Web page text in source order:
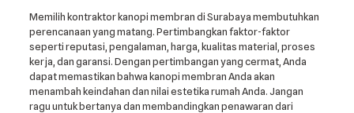
Memilih kontraktor kanopi membran di Surabaya membutuhkan
perencanaan yang matang. Pertimbangkan faktor-faktor
seperti reputasi, pengalaman, harga, kualitas material, proses
kerja, dan garansi. Dengan pertimbangan yang cermat, Anda
dapat memastikan bahwa kanopi membran Anda akan
menambah keindahan dan nilai estetika rumah Anda. Jangan
ragu untuk bertanya dan membandingkan penawaran dari